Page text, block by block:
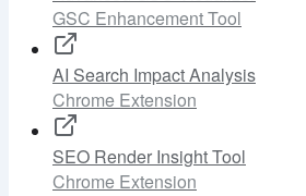
GSC Enhancement Tool
AI Search Impact Analysis
Chrome Extension
SEO Render Insight Tool
Chrome Extension